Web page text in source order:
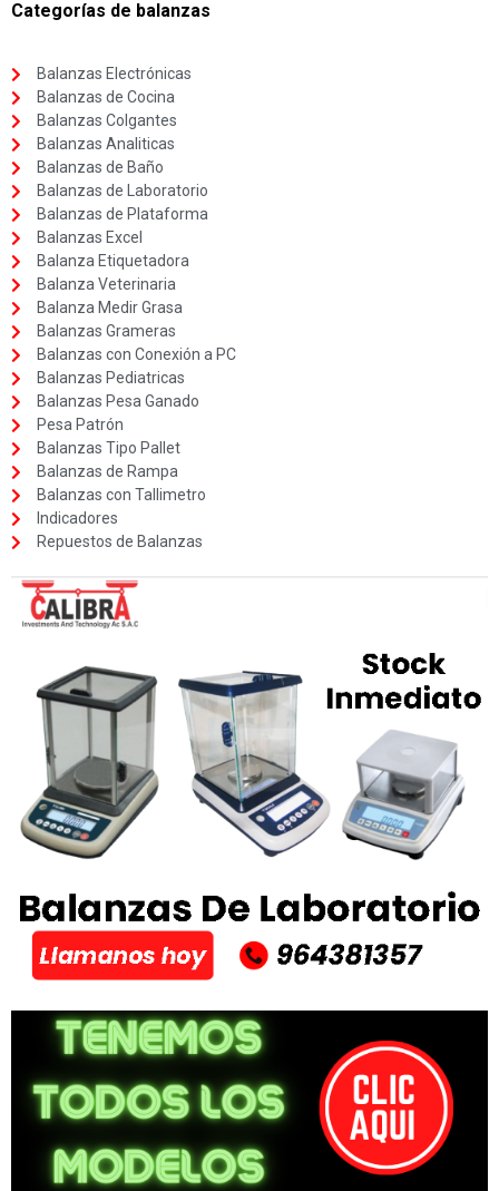
Categorías de balanzas
Balanzas Electrónicas
Balanzas de Cocina
Balanzas Colgantes
Balanzas Analiticas
Balanzas de Baño
Balanzas de Laboratorio
Balanzas de Plataforma
Balanzas Excel
Balanza Etiquetadora
Balanza Veterinaria
Balanza Medir Grasa
Balanzas Grameras
Balanzas con Conexión a PC
Balanzas Pediatricas
Balanzas Pesa Ganado
Pesa Patrón
Balanzas Tipo Pallet
Balanzas de Rampa
Balanzas con Tallimetro
Indicadores
Repuestos de Balanzas